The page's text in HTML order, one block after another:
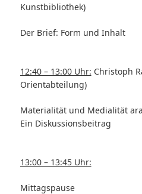
Kunstbibliothek)
Der Brief: Form und Inhalt
12:40 – 13:00 Uhr: Christoph
Orientabteilung)
Materialität und Medialität
Ein Diskussionsbeitrag
13:00 – 13:45 Uhr:
Mittagspause